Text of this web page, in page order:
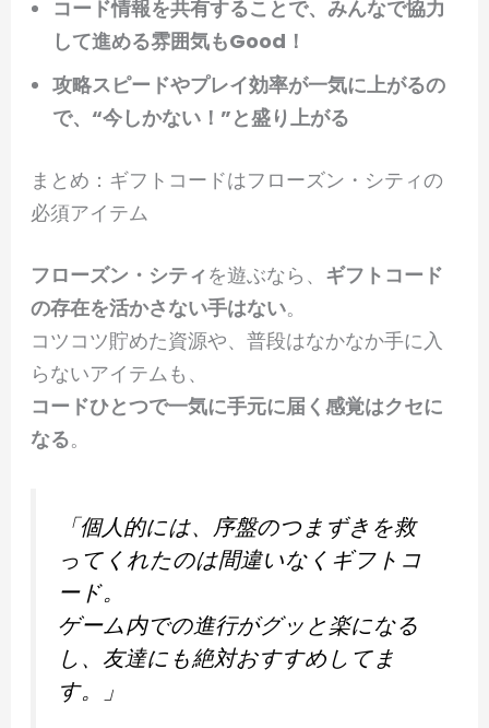
コード情報を共有することで、みんなで協力
して進める雰囲気もGood！
攻略スピードやプレイ効率が一気に上がるの
で、“今しかない！”と盛り上がる
まとめ：ギフトコードはフローズン・シティの
必須アイテム
フローズン・シティ を遊ぶなら、 ギフトコード
の存在を活かさない手はない。
コツコツ貯めた資源や、普段はなかなか手に入
らないアイテムも、
コードひとつで一気に手元に届く感覚はクセに
なる。
「個人的には、序盤のつまずきを救
ってくれたのは間違いなくギフトコ
ード。
ゲーム内での進行がグッと楽になる
し、友達にも絶対おすすめしてま
す。」